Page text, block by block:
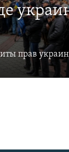
прав